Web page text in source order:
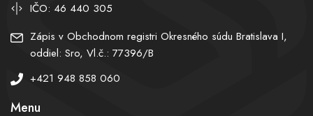
IČO: 46 440 305
Zápis v Obchodnom registri Okresného súdu Bratislava I,
oddiel: Sro, Vl.č.: 77396/B
+421 948 858 060
Menu